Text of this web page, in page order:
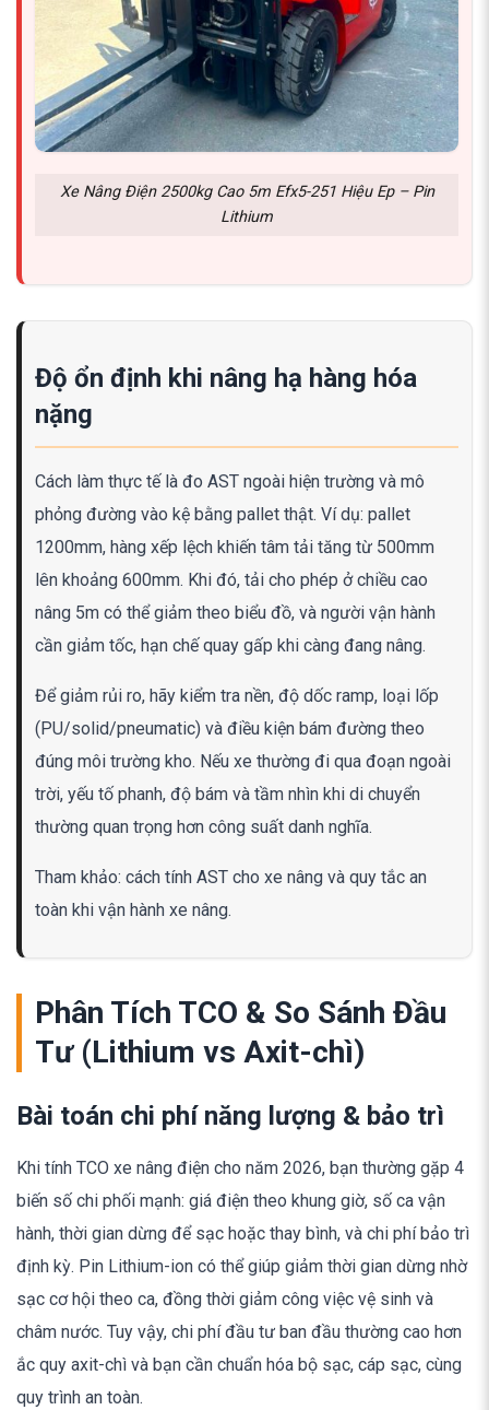
Xe Nâng Điện 2500kg Cao 5m Efx5-251 Hiệu Ep – Pin
Lithium
Độ ổn định khi nâng hạ hàng hóa
nặng
Cách làm thực tế là đo AST ngoài hiện trường và mô
phỏng đường vào kệ bằng pallet thật. Ví dụ: pallet
1200mm, hàng xếp lệch khiến tâm tải tăng từ 500mm
lên khoảng 600mm. Khi đó, tải cho phép ở chiều cao
nâng 5m có thể giảm theo biểu đồ, và người vận hành
cần giảm tốc, hạn chế quay gấp khi càng đang nâng.
Để giảm rủi ro, hãy kiểm tra nền, độ dốc ramp, loại lốp
(PU/solid/pneumatic) và điều kiện bám đường theo
đúng môi trường kho. Nếu xe thường đi qua đoạn ngoài
trời, yếu tố phanh, độ bám và tầm nhìn khi di chuyển
thường quan trọng hơn công suất danh nghĩa.
Tham khảo: cách tính AST cho xe nâng và quy tắc an
toàn khi vận hành xe nâng.
Phân Tích TCO & So Sánh Đầu
Tư (Lithium vs Axit-chì)
Bài toán chi phí năng lượng & bảo trì
Khi tính TCO xe nâng điện cho năm 2026, bạn thường gặp 4
biến số chi phối mạnh: giá điện theo khung giờ, số ca vận
hành, thời gian dừng để sạc hoặc thay bình, và chi phí bảo trì
định kỳ. Pin Lithium-ion có thể giúp giảm thời gian dừng nhờ
sạc cơ hội theo ca, đồng thời giảm công việc vệ sinh và
châm nước. Tuy vậy, chi phí đầu tư ban đầu thường cao hơn
ắc quy axit-chì và bạn cần chuẩn hóa bộ sạc, cáp sạc, cùng
quy trình an toàn.